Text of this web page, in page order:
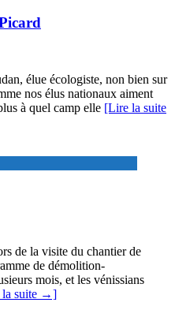
élue écologiste, non bien sur
nos élus nationaux aiment
à quel camp elle [Lire la suite
de la visite du chantier de
de démolition-
mois, et les vénissians
la suite →]